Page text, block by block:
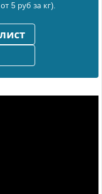
5 руб за кг).